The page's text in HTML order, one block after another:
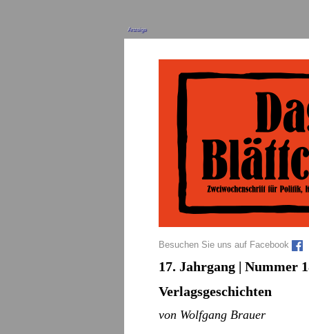
Anzeige
Besuchen Sie uns auf Facebook
17. Jahrgang | Nummer
Verlagsgeschichten
von Wolfgang Brauer